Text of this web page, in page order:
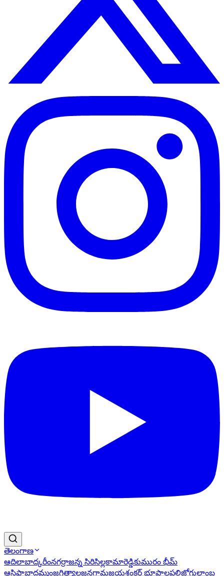
తెలంగాణ
ఆదిలాబాద్కరీంనగర్రాజన్న సిరిసిల్లకామారెడ్డికుమురం భీమ్
ఆసిఫాబాద్ఖమ్మంజగిత్యాలజనగామజయశంకర్ భూపాలపల్లిజోగులాంబ